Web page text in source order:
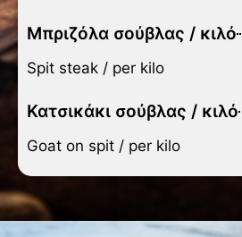
Μπριζόλα σούβλας / κιλό
Spit steak / per kilo
Κατσικάκι σούβλας / κιλό
Goat on spit / per kilo